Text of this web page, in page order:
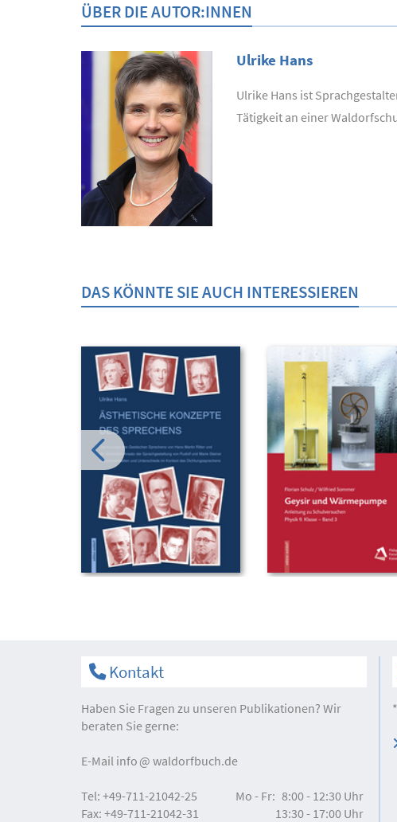
ÜBER DIE AUTOR:INNEN
Ulrike Hans
Ulrike Hans ist
Tätigkeit an einer
DAS KÖNNTE SIE AUCH INTERESSIEREN
Kontakt
Haben Sie Fragen zu unseren Publikationen? Wir
beraten Sie gerne:
E-Mail info waldorfbuch.de
Tel: +49-711-21042-25
Fax: +49-711-21042-31
Mo - Fr: 8:00 - 12:30 Uhr
13:30 - 17:00 Uhr